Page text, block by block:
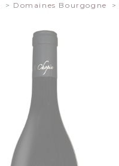
Domaines Bourgogne